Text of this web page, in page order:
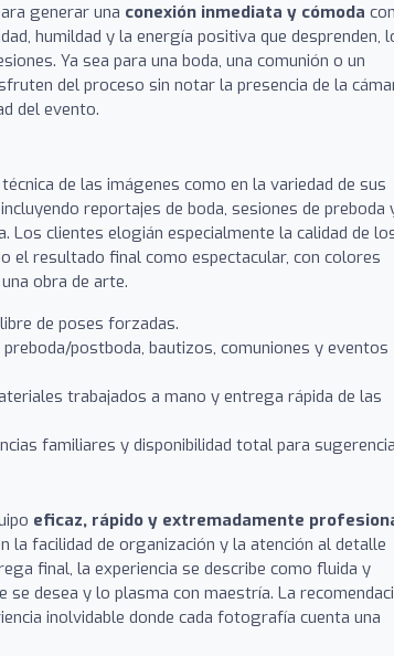
generar una conexión inmediata y cómoda con
humildad y la energía positiva que desprenden,
Ya sea para una boda, una comunión o un
del proceso sin notar la presencia de la
del evento.
de las imágenes como en la variedad de sus
reportajes de boda, sesiones de preboda
Los clientes elogián especialmente la calidad de
el resultado final como espectacular, con colores
obra de arte.
de poses forzadas.
postboda, bautizos, comuniones y eventos
trabajados a mano y entrega rápida de las
familiares y disponibilidad total para
eficaz, rápido y extremadamente
facilidad de organización y la atención al detalle
final, la experiencia se describe como fluida y
desea y lo plasma con maestría. La
inolvidable donde cada fotografía cuenta una